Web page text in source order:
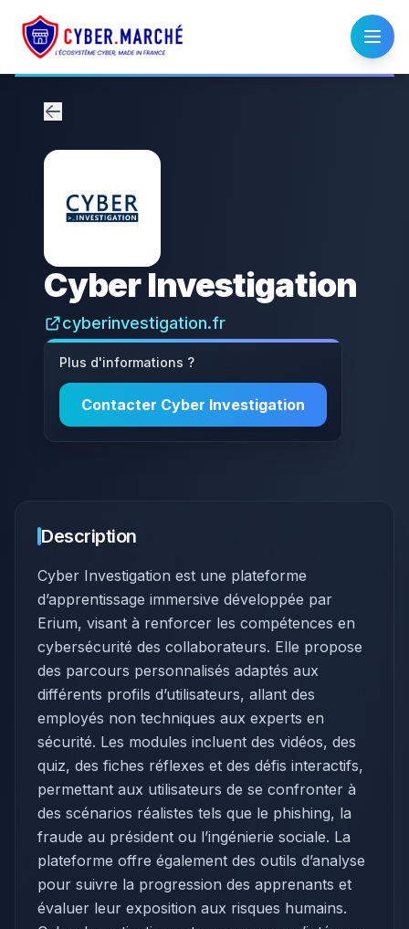
Cyber Investigation
cyberinvestigation.fr
Plus d'informations ?
Contacter Cyber Investigation
Description
Cyber Investigation est une plateforme
d’apprentissage immersive développée par
Erium, visant à renforcer les compétences en
cybersécurité des collaborateurs. Elle propose
des parcours personnalisés adaptés aux
différents profils d’utilisateurs, allant des
employés non techniques aux experts en
sécurité. Les modules incluent des vidéos, des
quiz, des fiches réflexes et des défis interactifs,
permettant aux utilisateurs de se confronter à
des scénarios réalistes tels que le phishing, la
fraude au président ou l’ingénierie sociale. La
plateforme offre également des outils d’analyse
pour suivre la progression des apprenants et
évaluer leur exposition aux risques humains.